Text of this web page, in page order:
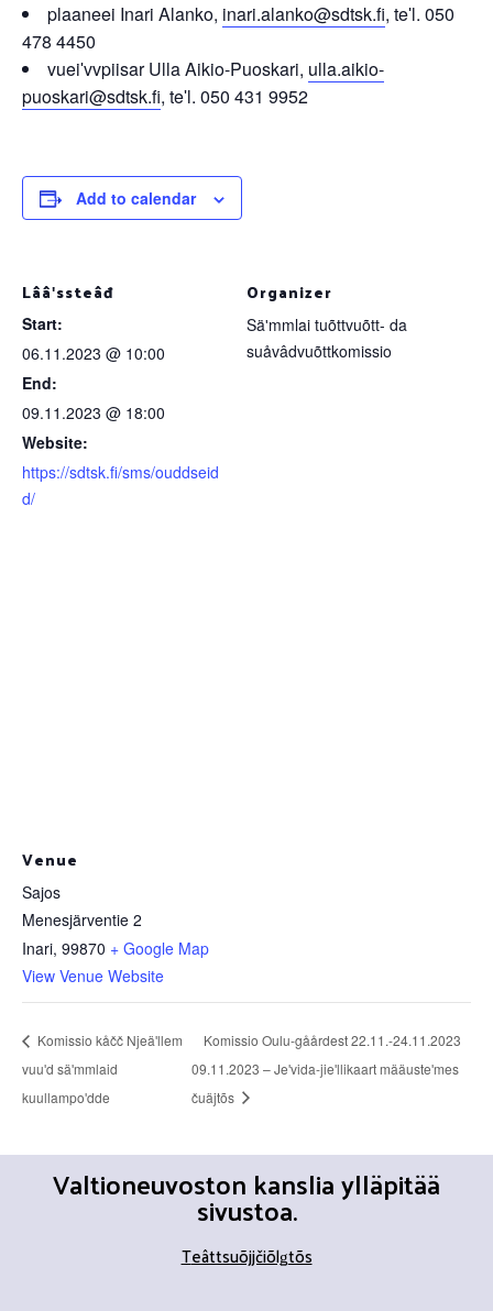
plaaneei Inari Alanko, inari.alanko@sdtsk.fi, teʹl. 050
478 4450
vueiʹvvpiisar Ulla Aikio-Puoskari, ulla.aikio-
puoskari@sdtsk.fi, teʹl. 050 431 9952
Add to calendar
Lââʹssteâđ
Start:
06.11.2023 @ 10:00
End:
09.11.2023 @ 18:00
Website:
https://sdtsk.fi/sms/ouddseid
d/
Organizer
Säʹmmlai tuõttvuõtt- da
suåvâdvuõttkomissio
Venue
Sajos
Menesjärventie 2
Inari, 99870 + Google Map
View Venue Website
Komissio kåčč Njeäʹllem
vuuʹd säʹmmlaid
kuullampoʹdde
Komissio Oulu-gåårdest 22.11.-24.11.2023
09.11.2023 – Jeʹvida-jieʹllikaart määusteʹmes
čuäjtõs
Valtioneuvoston kanslia ylläpitää
sivustoa.
Teâttsuõjjčiõlǥtõs